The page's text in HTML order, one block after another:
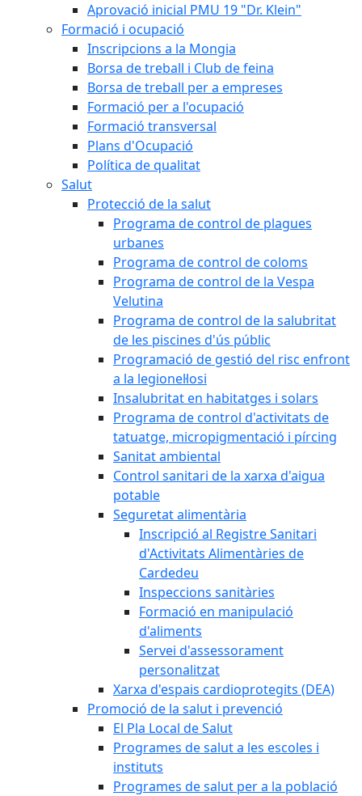
Aprovació inicial PMU 19 "Dr. Klein"
Formació i ocupació
Inscripcions a la Mongia
Borsa de treball i Club de feina
Borsa de treball per a empreses
Formació per a l'ocupació
Formació transversal
Plans d'Ocupació
Política de qualitat
Salut
Protecció de la salut
Programa de control de plagues
urbanes
Programa de control de coloms
Programa de control de la Vespa
Velutina
Programa de control de la salubritat
de les piscines d'ús públic
Programació de gestió del risc enfront
a la legionel·losi
Insalubritat en habitatges i solars
Programa de control d'activitats de
tatuatge, micropigmentació i pírcing
Sanitat ambiental
Control sanitari de la xarxa d'aigua
potable
Seguretat alimentària
Inscripció al Registre Sanitari
d'Activitats Alimentàries de
Cardedeu
Inspeccions sanitàries
Formació en manipulació
d'aliments
Servei d'assessorament
personalitzat
Xarxa d'espais cardioprotegits (DEA)
Promoció de la salut i prevenció
El Pla Local de Salut
Programes de salut a les escoles i
instituts
Programes de salut per a la població